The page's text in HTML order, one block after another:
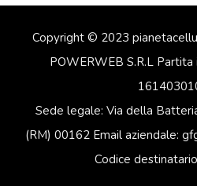
Copyright © 2023
POWERWEB S.R.L
Sede legale: Via della
(RM) 00162 Email aziendale:
Codice